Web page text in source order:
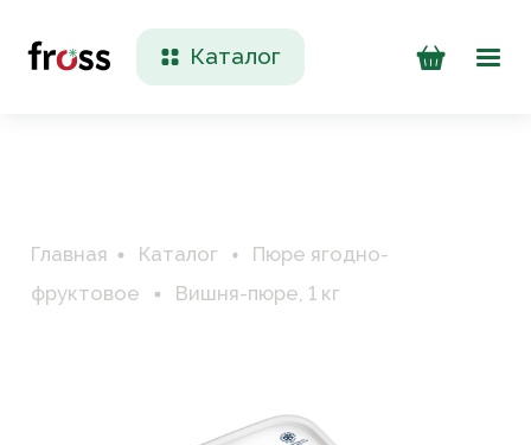
Каталог
Главная Каталог
Пюре ягодно-
фруктовое
Вишня-пюре, 1 кг